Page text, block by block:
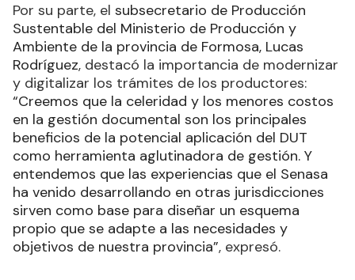
Por su parte, el subsecretario de Producción
Sustentable del Ministerio de Producción y
Ambiente de la provincia de Formosa, Lucas
Rodríguez, destacó la importancia de modernizar
y digitalizar los trámites de los productores:
“Creemos que la celeridad y los menores costos
en la gestión documental son los principales
beneficios de la potencial aplicación del DUT
como herramienta aglutinadora de gestión. Y
entendemos que las experiencias que el Senasa
ha venido desarrollando en otras jurisdicciones
sirven como base para diseñar un esquema
propio que se adapte a las necesidades y
objetivos de nuestra provincia”, expresó.